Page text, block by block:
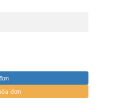
đơn